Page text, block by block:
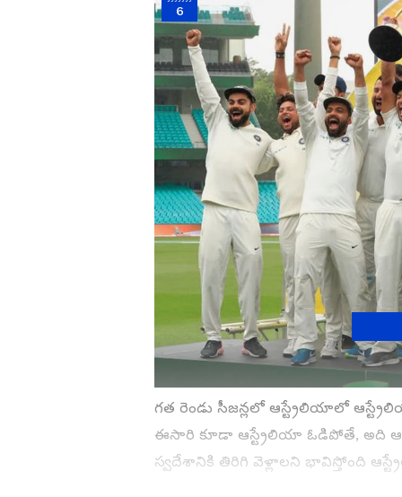
6
గత రెండు సీజన్లలో ఆస్ట్రేలియాలో
ఈసారి కూడా ఆస్ట్రేలియా ఓడిపోతే, అది
స్వదేశానికి తిరిగి వెళ్లాలని భావిస్తోంది